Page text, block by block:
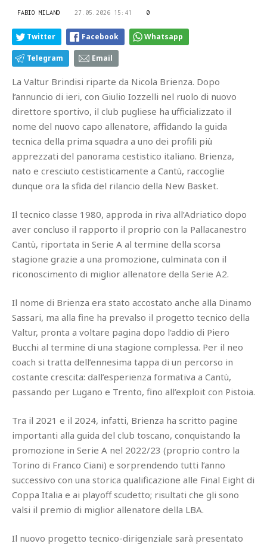
FABIO MILANO 27.05.2026 15:41 0
Twitter Facebook Whatsapp
Telegram Email
La Valtur Brindisi riparte da Nicola Brienza. Dopo
l’annuncio di ieri, con Giulio Iozzelli nel ruolo di nuovo
direttore sportivo, il club pugliese ha ufficializzato il
nome del nuovo capo allenatore, affidando la guida
tecnica della prima squadra a uno dei profili più
apprezzati del panorama cestistico italiano. Brienza,
nato e cresciuto cestisticamente a Cantù, raccoglie
dunque ora la sfida del rilancio della New Basket.
Il tecnico classe 1980, approda in riva all’Adriatico dopo
aver concluso il rapporto il proprio con la Pallacanestro
Cantù, riportata in Serie A al termine della scorsa
stagione grazie a una promozione, culminata con il
riconoscimento di miglior allenatore della Serie A2.
Il nome di Brienza era stato accostato anche alla Dinamo
Sassari, ma alla fine ha prevalso il progetto tecnico della
Valtur, pronta a voltare pagina dopo l'addio di Piero
Bucchi al termine di una stagione complessa. Per il neo
coach si tratta dell’ennesima tappa di un percorso in
costante crescita: dall’esperienza formativa a Cantù,
passando per Lugano e Trento, fino all’exploit con Pistoia.
Tra il 2021 e il 2024, infatti, Brienza ha scritto pagine
importanti alla guida del club toscano, conquistando la
promozione in Serie A nel 2022/23 (proprio contro la
Torino di Franco Ciani) e sorprendendo tutti l’anno
successivo con una storica qualificazione alle Final Eight di
Coppa Italia e ai playoff scudetto; risultati che gli sono
valsi il premio di miglior allenatore della LBA.
Il nuovo progetto tecnico-dirigenziale sarà presentato